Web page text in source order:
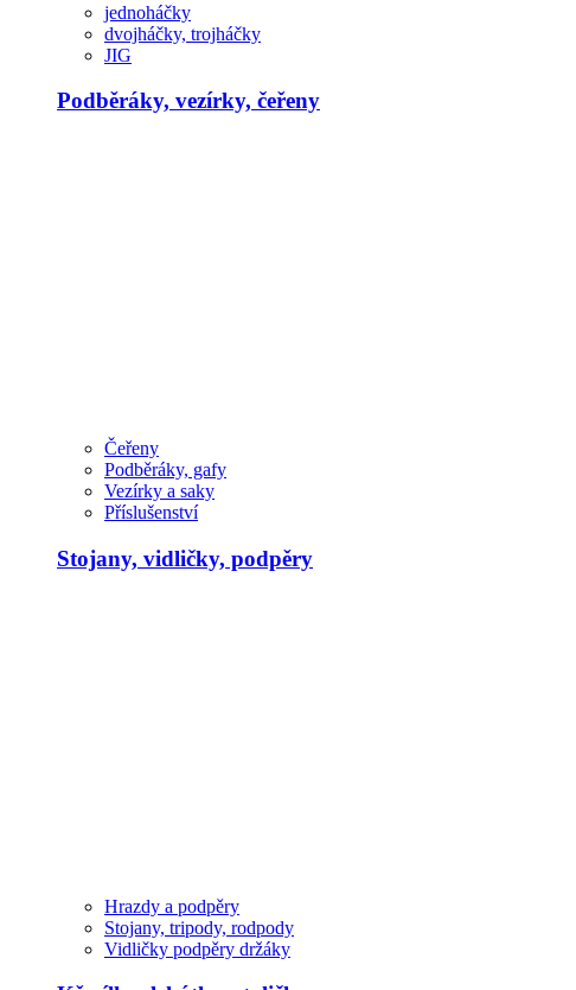
jednoháčky
dvojháčky, trojháčky
JIG
Podběráky, vezírky, čeřeny
Čeřeny
Podběráky, gafy
Vezírky a saky
Příslušenství
Stojany, vidličky, podpěry
Hrazdy a podpěry
Stojany, tripody, rodpody
Vidličky podpěry držáky